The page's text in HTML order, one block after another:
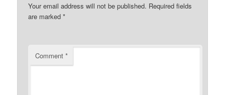
Your email address will not be published. Required fields
are marked*
Comment*